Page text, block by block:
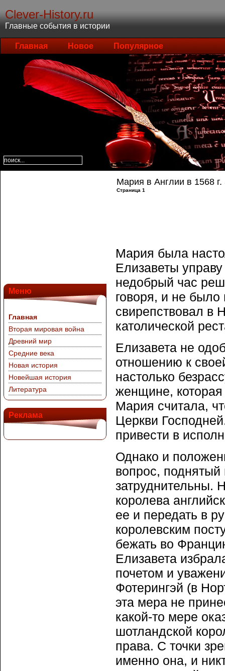
Clever-History.ru
Главные события в истории
Главная Новое Популярное
Меню
Главная
Вторая мировая война
Древний мир
Средние века
Новая история
Новейшая история
Литература
Реклама
Мария в Англии в 1568
Страница 1
Мария была
Елизаветы
недобрый час
говоря, и не
свирепствовал в
католической
Елизавета не
отношению к
настолько
женщине,
Мария считала,
Церкви
привести в
Однако и
вопрос,
затруднительны.
королева
ее и передать в
королевским
бежать во
Елизавета
почетом и
Фотерингэй (в
эта мера не
какой-то мере
шотландской
права. С точки
именно она, и